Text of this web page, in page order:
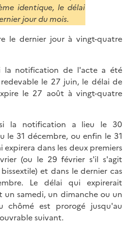
identique, le délai
jour du mois.
le dernier jour à vingt-quatre
la notification de l'acte a été
le 27 juin, le délai de
le 27 août à vingt-quatre
la notification a lieu le 30
le 31 décembre, ou enfin le 31
expirera dans les deux premiers
(ou le 29 février s'il s'agit
et dans le dernier cas
Le délai qui expirerait
un samedi, un dimanche ou un
chômé est prorogé jusqu'au
suivant.